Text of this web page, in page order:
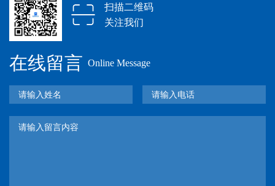
扫描二维码
关注我们
在线留言 Online Message